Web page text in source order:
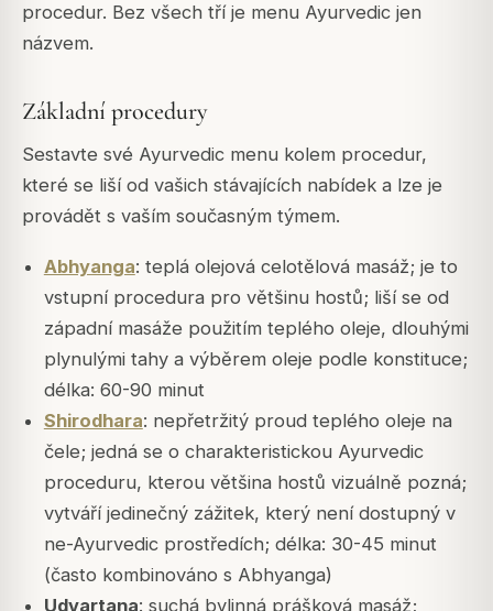
procedur. Bez všech tří je menu Ayurvedic jen
názvem.
Základní procedury
Sestavte své Ayurvedic menu kolem procedur,
které se liší od vašich stávajících nabídek a lze je
provádět s vaším současným týmem.
Abhyanga: teplá olejová celotělová masáž; je to
vstupní procedura pro většinu hostů; liší se od
západní masáže použitím teplého oleje, dlouhými
plynulými tahy a výběrem oleje podle konstituce;
délka: 60-90 minut
Shirodhara: nepřetržitý proud teplého oleje na
čele; jedná se o charakteristickou Ayurvedic
proceduru, kterou většina hostů vizuálně pozná;
vytváří jedinečný zážitek, který není dostupný v
ne-Ayurvedic prostředích; délka: 30-45 minut
(často kombinováno s Abhyanga)
Udvartana: suchá bylinná prášková masáž;